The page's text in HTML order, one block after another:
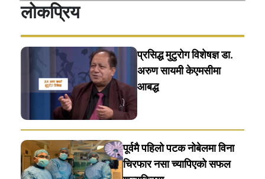
लोकप्रिय
प्रसिद्ध मुटुरोग विशेषज्ञ डा.
अरुण सायमी केएमसीमा
आबद्ध
पूर्वमै पहिलो पटक नोबेलमा विना
चिरफार नसा च्यापिएको सफल